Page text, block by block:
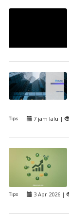
Tips 7 jam lalu |
Tips 3 Apr 2026 |